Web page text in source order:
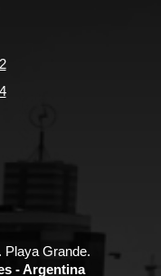
Playa Grande.
- Argentina